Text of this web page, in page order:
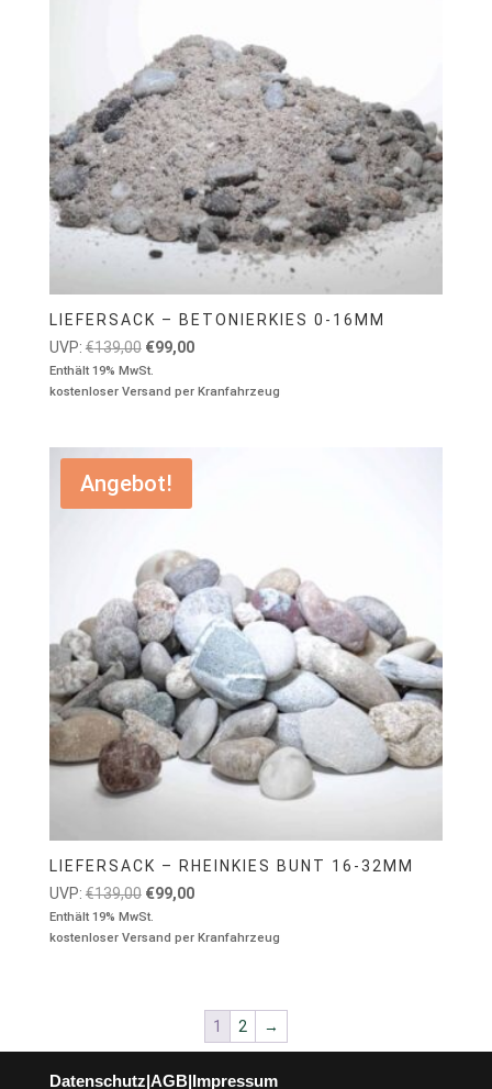
LIEFERSACK – BETONIERKIES 0-16MM
UVP: €139,00 Ursprünglicher
Preis
war:
€99,00Aktueller
ist:
Enthält 19% MwSt.
kostenloser Versand per Kranfahrzeug
Angebot!
LIEFERSACK – RHEINKIES BUNT 16-32MM
UVP: €139,00 Ursprünglicher
Preis
war:
€99,00Aktueller
ist:
Enthält 19% MwSt.
kostenloser Versand per Kranfahrzeug
1 2 →
Datenschutz|AGB|Impressum